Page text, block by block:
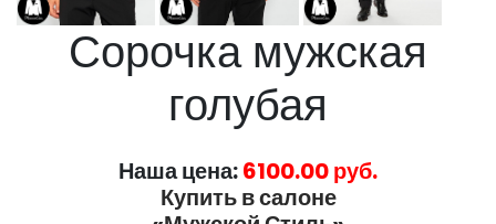
Сорочка мужская
голубая
Наша цена:6100.00 руб.
Купить в салоне